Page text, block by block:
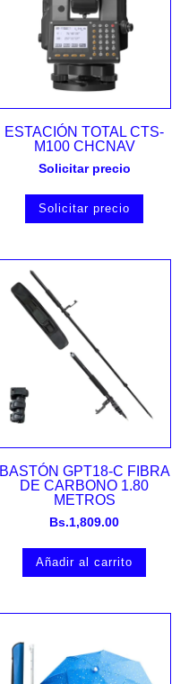
ESTACIÓN TOTAL CTS-
M100 CHCNAV
Solicitar precio
Solicitar precio
BASTÓN GPT18-C FIBRA
DE CARBONO 1.80
METROS
Bs.1,809.00
Añadir al carrito